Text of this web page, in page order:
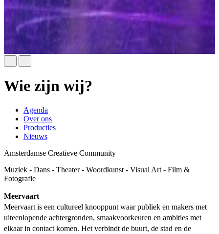
Wie zijn wij?
Agenda
Over ons
Producties
Nieuws
Amsterdamse Creatieve Community
Muziek - Dans - Theater - Woordkunst - Visual Art - Film &
Fotografie
Meervaart
Meervaart is een cultureel knooppunt waar publiek en makers met
uiteenlopende achtergronden, smaakvoorkeuren en ambities met
elkaar in contact komen. Het verbindt de buurt, de stad en de